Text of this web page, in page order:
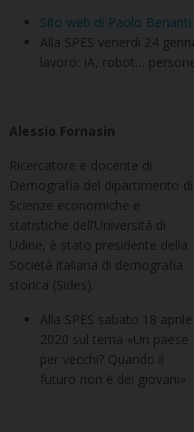
Sito web di Paolo Benanti
Alla SPES venerdì 24
lavoro: IA, robot…
Alessio Fornasin
Ricercatore e docente di
Demografia del dipartimento di
Scienze economiche e
statistiche dell’Università di
Udine, è stato presidente della
Società italiana di demografia
storica (Sides).
Alla SPES sabato 18 aprile
2020 sul tema «Un paese
per vecchi? Quando il
futuro non è dei giovani»